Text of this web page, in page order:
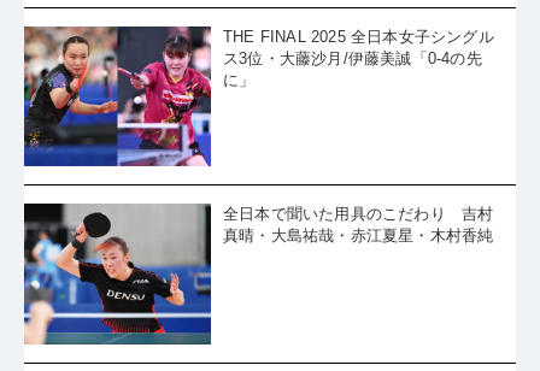
・元全日本監督・倉嶋洋介の眼「才能が開花し、自信がつき、誰
も追いつけない松島輝空に」
・松島輝空が2連覇達成。篠塚大登を4-0で退ける。男子シングル
ス決勝の結果
・張本美和が激戦を制し、ついに女子シングルス初優勝、ジュニ
アとの二冠を達成！
・女王を苦しめた木原美悠。善戦及ばず準決勝敗退も「今できる
ことはすべて出し切った」
・元全日本監督・倉嶋洋介の眼「松島対張本、世界の一桁同士の
高速ハイレベルマッチ」
男子決勝は松島輝空 vs.篠塚大登に。男子準決勝結果
・早田ひなと張本美和が決勝進出！ 女子準決勝結果
・張本智和、元ダブルスパートナーとの激闘に勝利。明日は松島
輝空へ雪辱を期す
・16歳のヤングスター・川上流星、一般は8強で終戦。「また来
年、優勝目指して頑張りたい」
・18歳の恐るべき試合巧者、松島輝空。「我慢、我慢と自分に言
い聞かせながらプレーした」
・篠塚大登、宇田幸矢との左腕対決を制す。「これだけの歓声の
中で試合をできること、明日もこういう中でできることがうれし
い」
・準々決勝では男女通じて最年長。32歳・吉村真晴が松島輝空と
意地の接戦「本当はもっと暴れまくって打ち回りたかった」
THE FINAL 2025 全日本女子シングル
ス3位・大藤沙月/伊藤美誠「0-4の先
に」
全日本で聞いた用具のこだわり 吉村
真晴・大島祐哉・赤江夏星・木村香純